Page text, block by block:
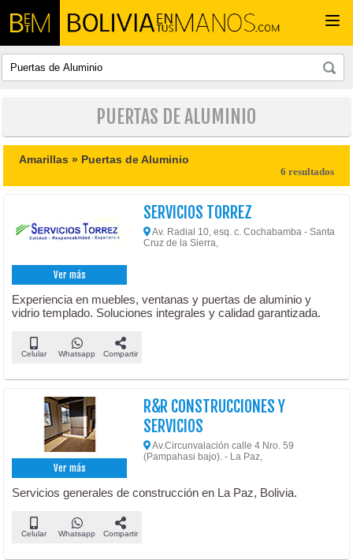
PUERTAS DE ALUMINIO
Amarillas » Puertas de Aluminio
6 resultados
Ver más
SERVICIOS TORREZ
Av. Radial 10, esq. c. Cochabamba - Santa
Cruz de la Sierra,
Experiencia en muebles, ventanas y puertas de aluminio y
vidrio templado. Soluciones integrales y calidad garantizada.
Celular Whatsapp Compartir
Ver más
R&R CONSTRUCCIONES Y
SERVICIOS
Av.Circunvalación calle 4 Nro. 59
(Pampahasi bajo). - La Paz,
Servicios generales de construcción en La Paz, Bolivia.
Celular Whatsapp Compartir